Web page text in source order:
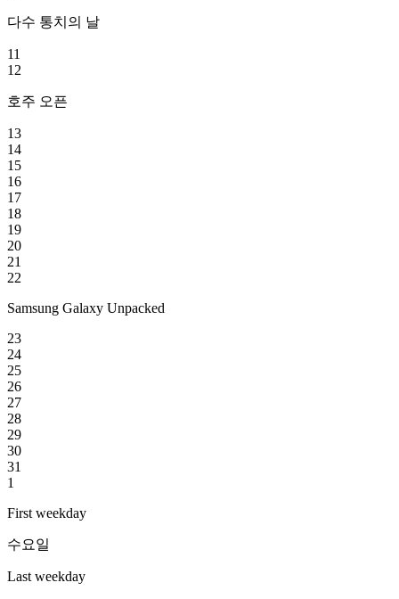
다수 통치의 날
11
12
호주 오픈
13
14
15
16
17
18
19
20
21
22
Samsung Galaxy Unpacked
23
24
25
26
27
28
29
30
31
1
First weekday
수요일
Last weekday